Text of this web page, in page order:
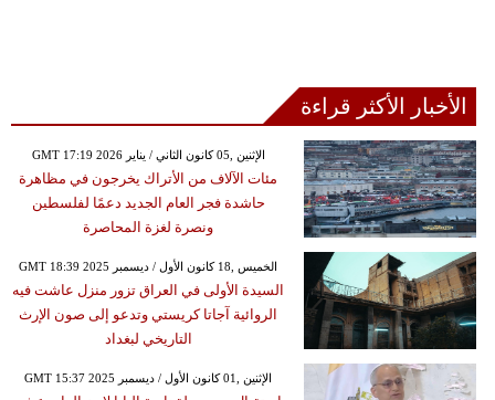
الأخبار الأكثر قراءة
GMT 17:19 2026 الإثنين ,05 كانون الثاني / يناير
مئات الآلاف من الأتراك يخرجون في مظاهرة
حاشدة فجر العام الجديد دعمًا لفلسطين
ونصرة لغزة المحاصرة
GMT 18:39 2025 الخميس ,18 كانون الأول / ديسمبر
السيدة الأولى في العراق تزور منزل عاشت فيه
الروائية آجاتا كريستي وتدعو إلى صون الإرث
التاريخي لبغداد
GMT 15:37 2025 الإثنين ,01 كانون الأول / ديسمبر